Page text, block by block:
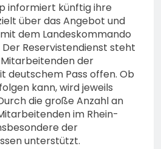
informiert künftig ihre
über das Angebot und
dem Landeskommando
Der Reservistendienst steht
der
deutschem Pass offen. Ob
kann, wird jeweils
die große Anzahl an
im Rhein-
der
unterstützt.